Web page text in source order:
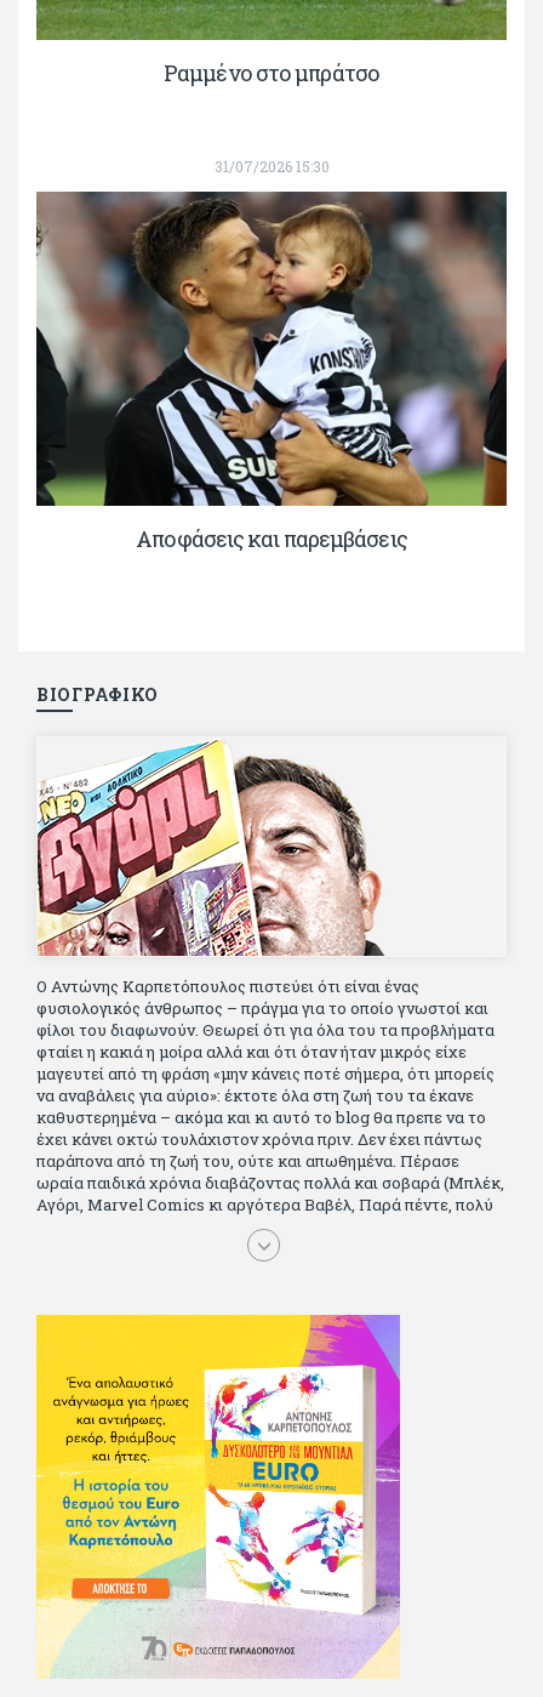
Ραμμένο στο μπράτσο
31/07/2026 15:30
Αποφάσεις και παρεμβάσεις
ΒΙΟΓΡΑΦΙΚΟ
Ο Αντώνης Καρπετόπουλος πιστεύει ότι είναι ένας
φυσιολογικός άνθρωπος – πράγμα για το οποίο γνωστοί και
φίλοι του διαφωνούν. Θεωρεί ότι για όλα του τα προβλήματα
φταίει η κακιά η μοίρα αλλά και ότι όταν ήταν μικρός είχε
μαγευτεί από τη φράση «μην κάνεις ποτέ σήμερα, ότι μπορείς
να αναβάλεις για αύριο»: έκτοτε όλα στη ζωή του τα έκανε
καθυστερημένα – ακόμα και κι αυτό το blog θα πρεπε να το
έχει κάνει οκτώ τουλάχιστον χρόνια πριν. Δεν έχει πάντως
παράπονα από τη ζωή του, ούτε και απωθημένα. Πέρασε
ωραία παιδικά χρόνια διαβάζοντας πολλά και σοβαρά (Μπλέκ,
Αγόρι, Μarvel Comics κι αργότερα Βαβέλ, Παρά πέντε, πολύ
Αλέξανδρο Δουμά και αρκετό Ιούλιο Βέρν πριν τον κερδίσουν
τα αστυνομικά), απέκτησε τους σωστούς φίλους κυρίως γιατί
ταινίες κι έγραφε και στο περιοδικό Σινεμά, είχε κάποιες
αισθηματικές περιπέτειες που σκόρπισαν γέλιο στους φίλους
του - αν όχι και στον ίδιο. Πήγε στρατό κανονικά στα σύνορα
και διατήρησε μια καλή σχέση με την οικογένεια του, την
οποία αισθάνεται πως διάφορες φορές έφερε σε δύσκολη
θέση. Κείμενο με την υπογραφή του πρωτοδημοσιεύτηκε στο
Φίλαθλο το 1992. Επέστρεψε οριστικά στην Ελλάδα το 1998,
δούλεψε για πολλούς (αφού δυσκολεύεται να πει όχι), και
κάποιοι, αν όχι και όλοι, τον πλήρωσαν κι έμειναν και
ευχαριστημένοι από τη συνεργασία. Σήμερα πλέον εργάζεται
στον Sport Fm (όπου έχει κλείσει εικοσαετία) και στη
Sportday. Επαίρεται ότι λίγοι έχουν δει περισσότερο
ποδόσφαιρο από τον ίδιο και θεωρεί τον εαυτό του τυχερό
γιατί είναι μέλος της γενιάς που απόλαυσε τους μεγαλύτερους
σε όλα τα σπορ. Δεν είναι παντρεμένος, αλλά θαυμάζει όσους
βρίσκουν το κουράγιο να το κάνουν. Αντίθετα από πολλούς
φίλους του δεν πληρώνει διατροφές. Ελπίζει ότι δεν έχει
παιδιά. Απειλεί ότι θα γράφει όσο υπάρχουν άνθρωποι που